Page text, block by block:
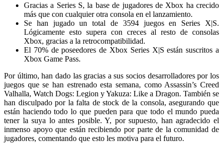
Gracias a Series S, la base de jugadores de Xbox ha crecido
más que con cualquier otra consola en el lanzamiento.
Se han jugado un total de 3594 juegos en Series X|S.
Lógicamente esto supera con creces al resto de consolas
Xbox, gracias a la retrocompatibilidad.
El 70% de poseedores de Xbox Series X|S están suscritos a
Xbox Game Pass.
Por último, han dado las gracias a sus socios desarrolladores por los
juegos que se han estrenado esta semana, como Assassin’s Creed
Valhalla, Watch Dogs: Legion y Yakuza: Like a Dragon. También se
han disculpado por la falta de stock de la consola, asegurando que
están haciendo todo lo que pueden para que todo el mundo pueda
tener la suya lo antes posible. Y, por supuesto, han agradecido el
inmenso apoyo que están recibiendo por parte de la comunidad de
jugadores, comentando que esto les motiva para el futuro.